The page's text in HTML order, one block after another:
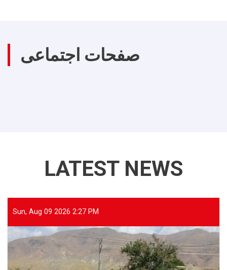
صفحات اجتماعی
LATEST NEWS
Sun, Aug 09 2026 2:27 PM